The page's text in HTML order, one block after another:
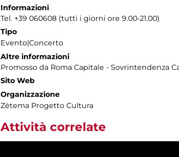
Informazioni
Tel. +39 060608 (tutti i giorni ore 9.00-21.00)
Tipo
Evento|Concerto
Altre informazioni
Promosso da Roma Capitale - Sovrintendenza
Sito Web
Organizzazione
Zètema Progetto Cultura
Attività correlate